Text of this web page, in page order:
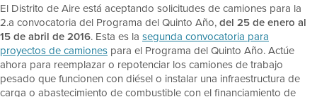
El Distrito de Aire está aceptando solicitudes de camiones para la
2.a convocatoria del Programa del Quinto Año,del 25 de enero al
15 de abril de 2016. Esta es la segunda convocatoria para
proyectos de camiones para el Programa del Quinto Año. Actúe
ahora para reemplazar o repotenciar los camiones de trabajo
pesado que funcionen con diésel o instalar una infraestructura de
carga o abastecimiento de combustible con el financiamiento de